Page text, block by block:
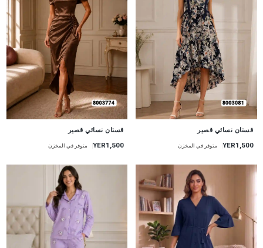
قستان نسائي قصير
YER1,500 متوفر في المخزن
قستان نسائي قصير
YER1,500 متوفر في المخزن